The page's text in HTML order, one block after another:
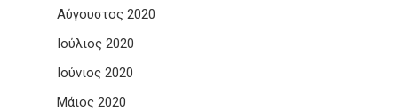
Αύγουστος 2020
Ιούλιος 2020
Ιούνιος 2020
Μάιος 2020